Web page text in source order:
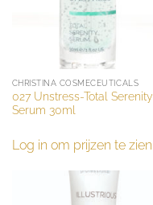
CHRISTINA COSMECEUTICALS
027 Unstress-Total Serenity
Serum 30ml
Log in om prijzen te zien